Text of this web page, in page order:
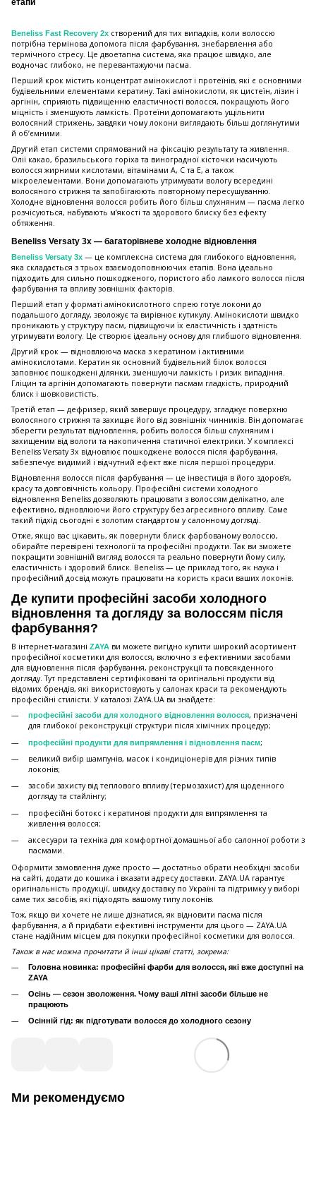
етапи
Beneliss Fast Recovery 2x створений для тих випадків, коли волоссю
потрібна термінова допомога після фарбування, знебарвлення або
термічного стресу. Це двоетапна система, яка працює швидко, але
водночас глибоко, не перевантажуючи пасма.
Перший крок містить концентрат амінокислот і протеїнів, які є основними
будівельними елементами кератину. Такі амінокислоти, як цистеїн, лізин і
аргінін, сприяють підвищенню еластичності волосся, покращують його
міцність і зменшують ламкість. Протеїни допомагають ущільнити
волосяний стрижень, завдяки чому локони виглядають більш доглянутими
й об’ємними.
Другий етап системи спрямований на фіксацію результату та живлення.
Олії какао, бразильського горіха та виноградної кісточки насичують
волосся жирними кислотами, вітамінами A, C та E, а також
мікроелементами. Вони допомагають утримувати вологу всередині
волосяного стрижня та запобігаюють повторному пересушуванню.
Холодне відновлення волосся робить його більш слухняним — пасма легко
розчісуються, набувають м’якості та здорового блиску без ефекту
обтяження.
Beneliss Versaty 3x — багаторівневе холодне відновлення
Beneliss Versaty 3x — це комплексна система для глибокого відновлення,
яка складається з трьох взаємодоповнюючих етапів. Вона ідеально
підходить для сильно пошкодженого, пористого або ламкого волосся після
фарбування та впливу зовнішніх факторів.
Перший етап у форматі амінокислотного спрею готує локони до
подальшого догляду, зволожує та вирівнює кутикулу. Амінокислоти швидко
проникають у структуру пасм, підвищуючи їх еластичність і здатність
утримувати вологу. Це створює ідеальну основу для глибшого відновлення.
Другий крок — відновлююча маска з кератином і активними
амінокислотами. Кератин як основний будівельний білок волосся
заповнює пошкоджені ділянки, зменшуючи ламкість і ризик випадіння.
Гліцин та аргінін допомагають повернути пасмам гладкість, природний
блиск і шовковистість.
Третій етап — дефризер, який завершує процедуру, згладжує поверхню
волосяного стрижня та захищає його від зовнішніх чинників. Він допомагає
зберегти результат відновлення, робить волосся більш слухняним і
захищеним від вологи та накопичення статичної електрики. У комплексі
Beneliss Versaty 3x відновлює пошкоджене волосся після фарбування,
забезпечує видимий і відчутний ефект вже після першої процедури.
Відновлення волосся після фарбування — це інвестиція в його здоров’я,
красу та довговічність кольору. Професійні системи холодного
відновлення Beneliss дозволяють працювати з волоссям делікатно, але
ефективно, відновлюючи його структуру без агресивного впливу. Саме
такий підхід сьогодні є золотим стандартом у салонному догляді.
Отже, якщо вас цікавить, як повернути блиск фарбованому волоссю,
обирайте перевірені технології та професійні продукти. Так ви зможете
покращити зовнішній вигляд волосся та реально повернути йому силу,
еластичність і здоровий блиск. Beneliss — це приклад того, як наука і
професійний досвід можуть працювати на користь краси ваших локонів.
Де купити професійні засоби холодного
відновлення та догляду за волоссям після
фарбування?
В інтернет-магазині ZAYA ви можете вигідно купити широкий асортимент
професійної косметики для волосся, включно з ефективними засобами
для відновлення після фарбування, реконструкції та повсякденного
догляду. Тут представлені сертифіковані та оригінальні продукти від
відомих брендів, які використовують у салонах краси та рекомендують
професійні стилісти. У каталозі ZAYA.UA ви знайдете:
професійні засоби для холодного відновлення волосся, призначені
для глибокої реконструкції структури після хімічних процедур;
професійні продукти для випрямлення і відновлення пасм;
великий вибір шампунів, масок і кондиціонерів для різних типів
локонів;
засоби захисту від теплового впливу (термозахист) для щоденного
догляду та стайлінгу;
професійні ботокс і кератинові продукти для випрямлення та
живлення волосся;
аксесуари та техніка для комфортної домашньої або салонної роботи з
пасмами.
Оформити замовлення дуже просто — достатньо обрати необхідні засоби
на сайті, додати до кошика і вказати адресу доставки. ZAYA.UA гарантує
оригінальність продукції, швидку доставку по Україні та підтримку у виборі
саме тих засобів, які підходять вашому типу локонів.
Тож, якщо ви хочете не лише дізнатися, як відновити пасма після
фарбування, а й придбати ефективні інструменти для цього — ZAYA.UA
стане надійним місцем для покупки професійної косметики для волосся.
Також в нас можна прочитати й інші цікаві статті, зокрема:
Головна новинка: професійні фарби для волосся, які вже доступні на
ZAYA
Осінь — сезон зволоження. Чому ваші літні засоби більше не
працюють
Осінній гід: як підготувати волосся до холодного сезону
Ми рекомендуємо